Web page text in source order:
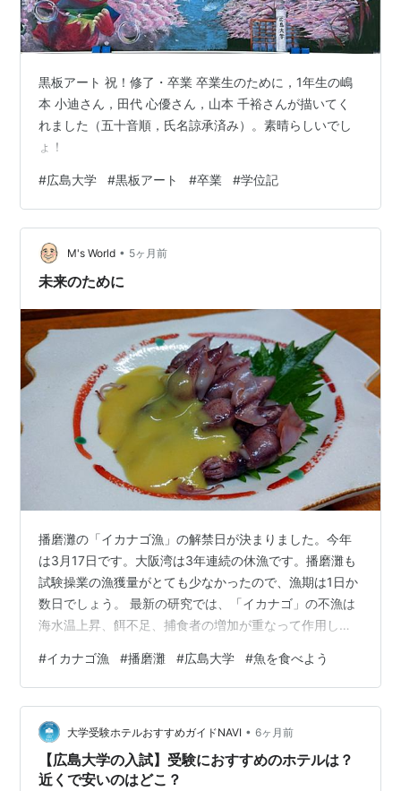
黒板アート 祝！修了・卒業 卒業生のために，1年生の嶋
本 小迪さん，田代 心優さん，山本 千裕さんが描いてく
れました（五十音順，氏名諒承済み）。素晴らしいでし
ょ！
#広島大学 #黒板アート #卒業 #学位記
M's World • 5ヶ月前
未来のために
播磨灘の「イカナゴ漁」の解禁日が決まりました。今年
は3月17日です。大阪湾は3年連続の休漁です。播磨灘も
試験操業の漁獲量がとても少なかったので、漁期は1日か
数日でしょう。 最新の研究では、「イカナゴ」の不漁は
海水温上昇、餌不足、捕食者の増加が重なって作用して
は、我々が取り組めることが示唆されていました。 ーー
ー（抜粋）ーーー イカナゴは冬に生まれ、春～初夏にか
けて活発に餌を食べて栄養を蓄えた後、夏に砂に潜って
冬まで眠る「夏眠」という習性を持っています。このた
め、夏眠に入る前までに十分な栄養を蓄えられるかどう
かが、生き残りにとって重要です。そこで…
#イカナゴ漁 #播磨灘 #広島大学 #魚を食べよう
大学受験ホテルおすすめガイドNAVI • 6ヶ月前
【広島大学の入試】受験におすすめのホテルは？
近くで安いのはどこ？